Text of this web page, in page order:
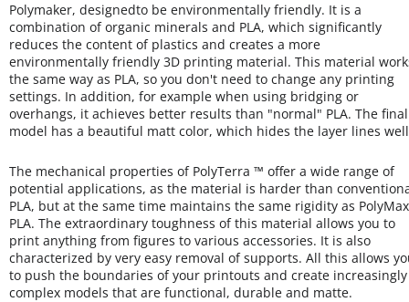
Polymaker, designedto be environmentally friendly. It is a
combination of organic minerals and PLA, which significantly
reduces the content of plastics and creates a more
environmentally friendly 3D printing material. This material
the same way as PLA, so you don't need to change any printing
settings. In addition, for example when using bridging or
overhangs, it achieves better results than "normal" PLA. The final
model has a beautiful matt color, which hides the layer lines
The mechanical properties of PolyTerra ™ offer a wide range of
potential applications, as the material is harder than
PLA, but at the same time maintains the same rigidity as PolyMax
PLA. The extraordinary toughness of this material allows you to
print anything from figures to various accessories. It is also
characterized by very easy removal of supports. All this allows
to push the boundaries of your printouts and create increasingly
complex models that are functional, durable and matte.